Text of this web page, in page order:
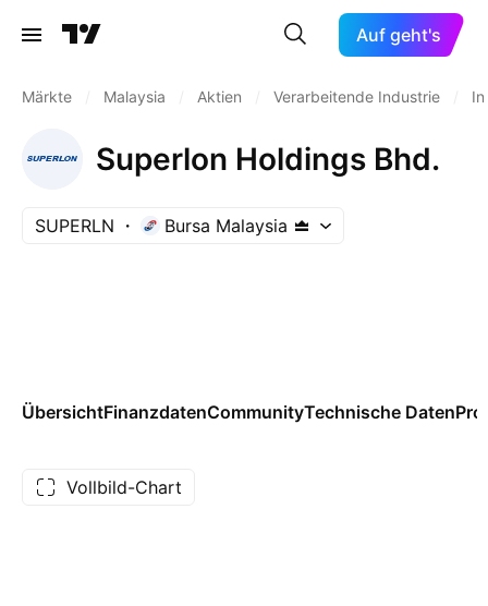
Auf geht's
Märkte Malaysia Aktien Verarbeitende Industrie
Superlon Holdings Bhd.
SUPERLN Bursa Malaysia
ÜbersichtFinanzdatenCommunityTechnische Daten
Vollbild-Chart